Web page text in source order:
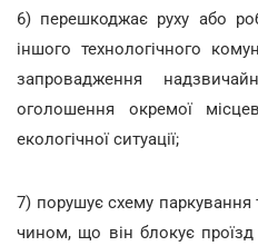
6) перешкоджає руху або
іншого технологічного
запровадження
оголошення окремої
екологічної ситуації;
7) порушує схему паркування
чином, що він блокує